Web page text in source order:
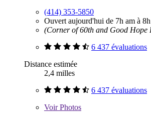
(414) 353-5850
Ouvert aujourd'hui de 7h am à
(Corner of 60th and Good Hope
6 437 évaluations
Distance estimée
2,4 milles
6 437 évaluations
VoirPhotos